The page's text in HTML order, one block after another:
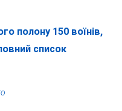
полону 150 воїнів,
список